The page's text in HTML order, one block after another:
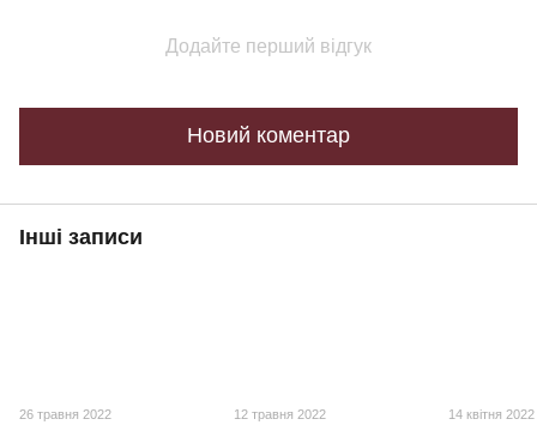
Додайте перший відгук
Новий коментар
Інші записи
26 травня 2022 12 травня 2022 14 квітня 2022